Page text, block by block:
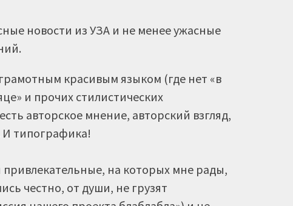
новости из УЗА и не менее ужасные
красивым языком (где нет «в
и прочих стилистических
авторское мнение, авторский взгляд,
типографика!
на которых мне рады,
честно, от души, не грузят